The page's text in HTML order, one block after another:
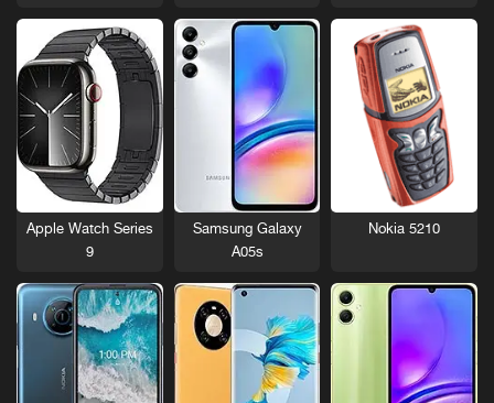
Nokia 5210
Samsung Galaxy
A05s
Apple Watch Series
9